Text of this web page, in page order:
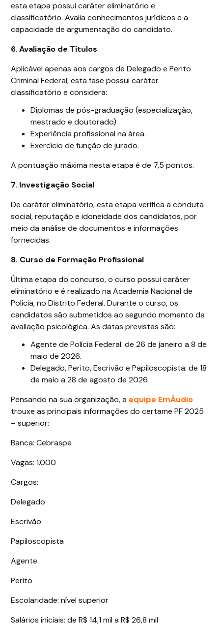
esta etapa possui caráter eliminatório e
classificatório. Avalia conhecimentos jurídicos e a
capacidade de argumentação do candidato.
6. Avaliação de Títulos
Aplicável apenas aos cargos de Delegado e Perito
Criminal Federal, esta fase possui caráter
classificatório e considera:
Diplomas de pós-graduação (especialização,
mestrado e doutorado).
Experiência profissional na área.
Exercício de função de jurado.
A pontuação máxima nesta etapa é de 7,5 pontos.
7. Investigação Social
De caráter eliminatório, esta etapa verifica a conduta
social, reputação e idoneidade dos candidatos, por
meio da análise de documentos e informações
fornecidas.
8. Curso de Formação Profissional
Última etapa do concurso, o curso possui caráter
eliminatório e é realizado na Academia Nacional de
Polícia, no Distrito Federal. Durante o curso, os
candidatos são submetidos ao segundo momento da
avaliação psicológica. As datas previstas são:
Agente de Polícia Federal: de 26 de janeiro a 8 de
maio de 2026.
Delegado, Perito, Escrivão e Papiloscopista: de 18
de maio a 28 de agosto de 2026.
Pensando na sua organização, a equipe EmÁudio
trouxe as principais informações do certame PF 2025
– superior:
Banca: Cebraspe
Vagas: 1.000
Cargos:
Delegado
Escrivão
Papiloscopista
Agente
Perito
Escolaridade: nível superior
Salários iniciais: de R$ 14,1 mil a R$ 26,8 mil